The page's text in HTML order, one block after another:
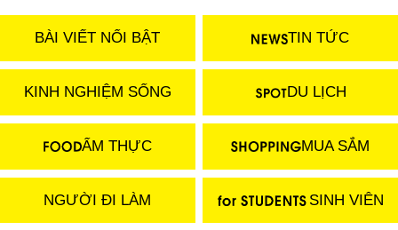
BÀI VIẾT NỔI BẬT TIN TỨC
KINH NGHIỆM SỐNG DU LỊCH
ẨM THỰC MUA SẮM
NGƯỜI ĐI LÀM SINH VIÊN